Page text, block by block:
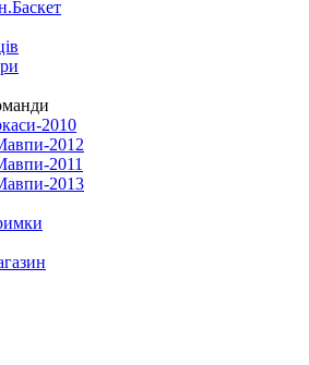
2010
2012
2011
2013